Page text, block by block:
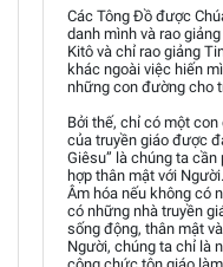
Các Tông Đồ được
danh mình và rao
Kitô và chỉ rao giảng
khác ngoài việc hiến
những con đường cho
Bởi thế, chỉ có một
của truyền giáo được
Giêsu” là chúng ta
hợp thân mật với
Âm hóa nếu không có
có những nhà truyền
sống động, thân mật
Người, chúng ta chỉ là